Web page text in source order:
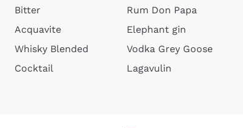
Bitter
Acquavite
Whisky Blended
Cocktail
Rum Don Papa
Elephant gin
Vodka Grey Goose
Lagavulin